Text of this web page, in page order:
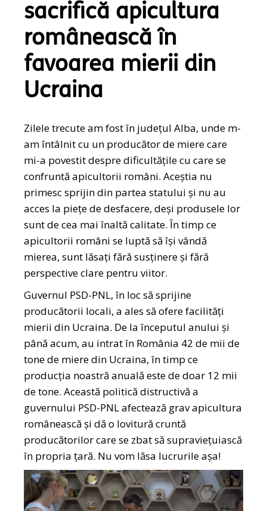
sacrifică apicultura
românească în
favoarea mierii din
Ucraina
Zilele trecute am fost în județul Alba, unde m-
am întâlnit cu un producător de miere care
mi-a povestit despre dificultățile cu care se
confruntă apicultorii români. Aceștia nu
primesc sprijin din partea statului și nu au
acces la piețe de desfacere, deși produsele lor
sunt de cea mai înaltă calitate. În timp ce
apicultorii români se luptă să își vândă
mierea, sunt lăsați fără susținere și fără
perspective clare pentru viitor.
Guvernul PSD-PNL, în loc să sprijine
producătorii locali, a ales să ofere facilități
mierii din Ucraina. De la începutul anului și
până acum, au intrat în România 42 de mii de
tone de miere din Ucraina, în timp ce
producția noastră anuală este de doar 12 mii
de tone. Această politică distructivă a
guvernului PSD-PNL afectează grav apicultura
românească și dă o lovitură cruntă
producătorilor care se zbat să supraviețuiască
în propria țară. Nu vom lăsa lucrurile așa!